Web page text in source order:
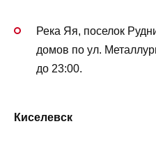
Река Яя, поселок
домов по ул.
до 23:00.
Киселевск